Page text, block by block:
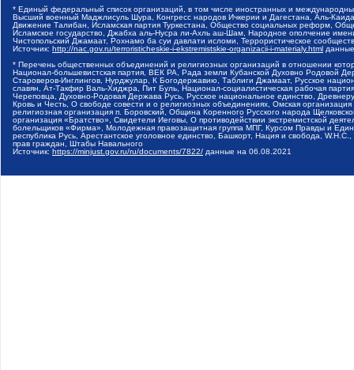
* Единый федеральный список организаций, в том числе иностранных и
Высший военный Маджлисуль Шура, Конгресс народов Ичкерии и Дагестана, Аль-
Движение Талибан, Исламская партия Туркестана, Общество социальных реформ,
Исламское государство, Джабха аль-Нусра ли-Ахль аш-Шам, Народное ополчение
Чистопольский Джамаат, Рохнамо ба суи давлати исломи, Террористическое
Источник: http://nac.gov.ru/terroristicheskie-i-ekstremistskie-organizacii-i-materialy.html
* Перечень общественных объединений и религиозных организаций в отношении
Национал-большевистская партия, ВЕК РА, Рада земли Кубанской Духовно Родовой
Староверов-Инглингов, Нурджулар, К Богодержавию, Таблиги Джамаат, Русское
славян, Ат-Такфир Валь-Хиджра, Пит Буль, Национал-социалистическая рабочая
Череповца, Духовно-Родовая Держава Русь, Русское национальное единство,
Кровь и Честь, О свободе совести и о религиозных объединениях, Омская
религиозная организация п. Боровский, Община Коренного Русского народа
организация «Братство», Свидетели Иеговы, О противодействии экстремистской
болельщиков «Фирма», Молодежная правозащитная группа МПГ, Курсом Правды и
республика Русь, Арестантское уголовное единство, Башкорт, Нация и свобода,
прав граждан, Штабы Навального
Источник: https://minjust.gov.ru/ru/documents/7822/ данные на 06.08.2021